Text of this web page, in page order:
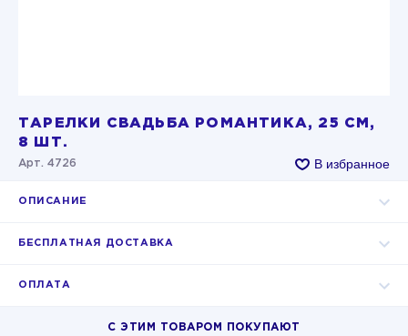
ТАРЕЛКИ СВАДЬБА РОМАНТИКА, 25 СМ,
8 ШТ.
Арт. 4726 В избранное
ОПИСАНИЕ
БЕСПЛАТНАЯ ДОСТАВКА
ОПЛАТА
С ЭТИМ ТОВАРОМ ПОКУПАЮТ